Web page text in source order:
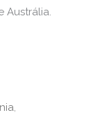
Austrália.